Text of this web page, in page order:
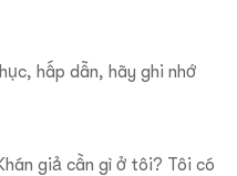
hấp dẫn, hãy ghi nhớ
giả cần gì ở tôi? Tôi có